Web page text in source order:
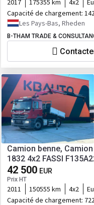
2017 175355 km 4x2
Capacité de chargement:
Les Pays-Bas, Rheden
B-THAM TRADE &
Camion benne,
1832 4x2 FASSI
42 500 EUR
Prix HT
2011 150555 km 4x2
Capacité de chargement: